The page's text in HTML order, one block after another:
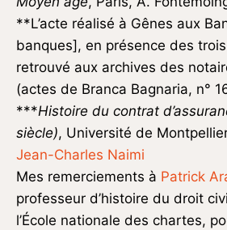
**L’acte réalisé à Gênes aux
banques], en présence des
retrouvé aux archives des
(actes de Branca Bagnaria, n°
***Histoire du contrat
siècle), Université de
Jean-Charles Naimi
Mes remerciements à Patrick
professeur d’histoire du droit
l’École nationale des chartes,